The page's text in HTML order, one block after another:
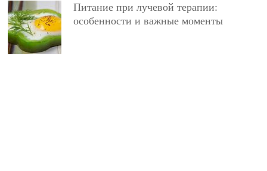
Питание при лучевой терапии:
особенности и важные моменты